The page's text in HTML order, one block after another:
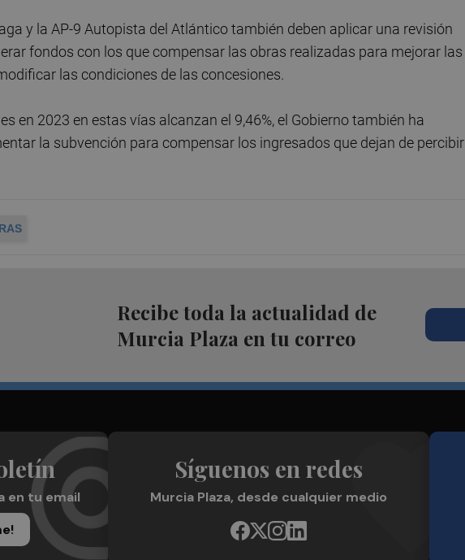
y la AP-9 Autopista del Atlántico también deben aplicar una revisión
fondos con los que compensar las obras realizadas para mejorar las
las condiciones de las concesiones.
en 2023 en estas vías alcanzan el 9,46%, el Gobierno también ha
la subvención para compensar los ingresados que dejan de percibir
Recibe toda la actualidad de
Murcia Plaza en tu correo
en tu email
Síguenos en redes
Murcia Plaza, desde cualquier medio